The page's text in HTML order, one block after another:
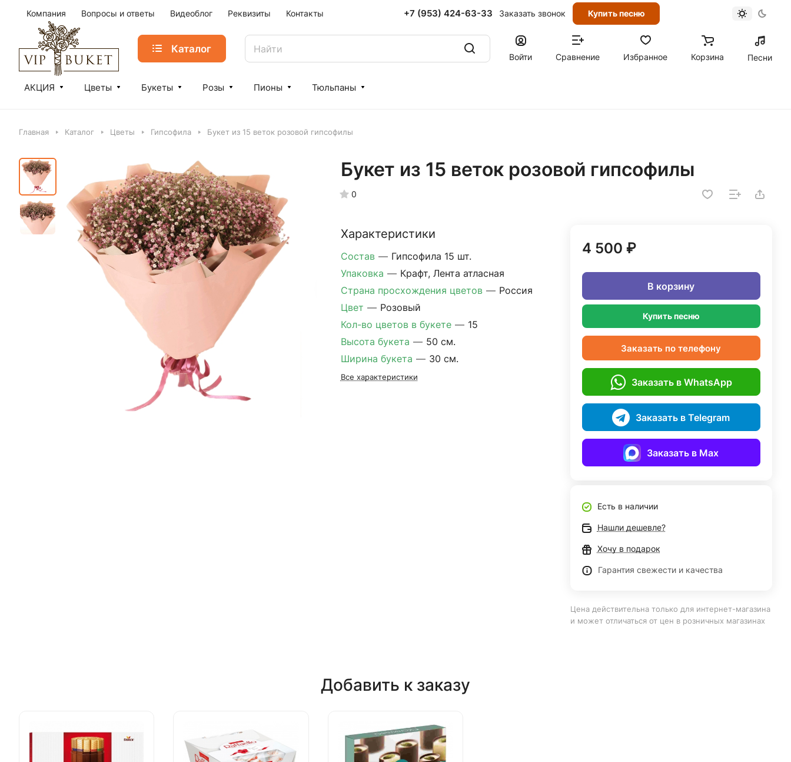
Компания Вопросы и ответы Видеоблог Реквизиты Контакты +7 (953) 424-63-33 Заказать звонок Купить песню
Каталог
Войти Сравнение Избранное Корзина Песни
АКЦИЯ Цветы Букеты Розы Пионы Тюльпаны
Главная Каталог Цветы Гипсофила Букет из 15 веток розовой гипсофилы
Букет из 15 веток розовой гипсофилы
0
Характеристики
Состав — Гипсофила 15 шт.
Упаковка — Крафт, Лента атласная
Страна просхождения цветов — Россия
Цвет — Розовый
Кол-во цветов в букете — 15
Высота букета — 50 см.
Ширина букета — 30 см.
Все характеристики
4 500 ₽
В корзину
Купить песню
Заказать по телефону
Заказать в WhatsApp
Заказать в Telegram
Заказать в Max
Есть в наличии
Нашли дешевле?
Хочу в подарок
Гарантия свежести и качества
Цена действительна только для интернет-магазина
и может отличаться от цен в розничных магазинах
Добавить к заказу